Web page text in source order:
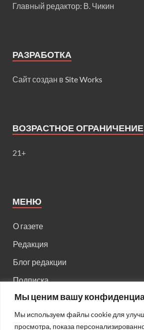
Мы ценим вашу
Мы используем файлы cookie для
просмотра, показа
Главный редактор: В. Чикин
РАЗРАБОТКА
Сайт создан в Site Works
ВОЗРАСТНОЕ ОГРАНИЧЕНИЕ
21+
МЕНЮ
О газете
Редакция
Блог редакции
Подписка
Правила поведения на сайте
Реклама